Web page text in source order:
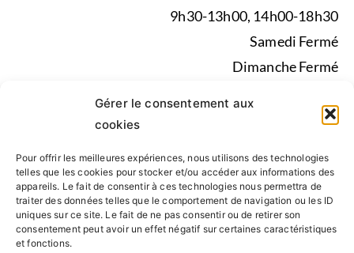
Gérer le consentement aux
cookies
Pour offrir les meilleures expériences, nous utilisons des technologies
telles que les cookies pour stocker et/ou accéder aux informations des
appareils. Le fait de consentir à ces technologies nous permettra de
traiter des données telles que le comportement de navigation ou les ID
uniques sur ce site. Le fait de ne pas consentir ou de retirer son
consentement peut avoir un effet négatif sur certaines caractéristiques
et fonctions.
9h30-13h00, 14h00-18h30
Samedi Fermé
Dimanche Fermé
9h30-13h00, 14h00-17h30
Mentions légales|Politique de confidentialité|
Conseil d’administration, Statuts, Rapport d’activité
SUIVEZ NOUS